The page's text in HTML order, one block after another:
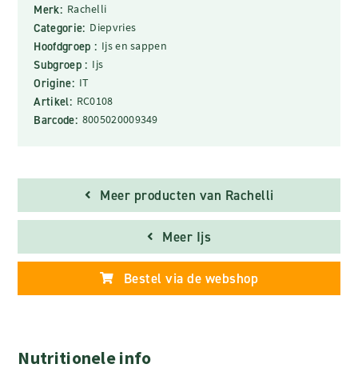
Merk: Rachelli
Categorie: Diepvries
Hoofdgroep : Ijs en sappen
Subgroep : Ijs
Origine: IT
Artikel: RC0108
Barcode: 8005020009349
Meer producten van Rachelli
Meer Ijs
Bestel via de webshop
Nutritionele info